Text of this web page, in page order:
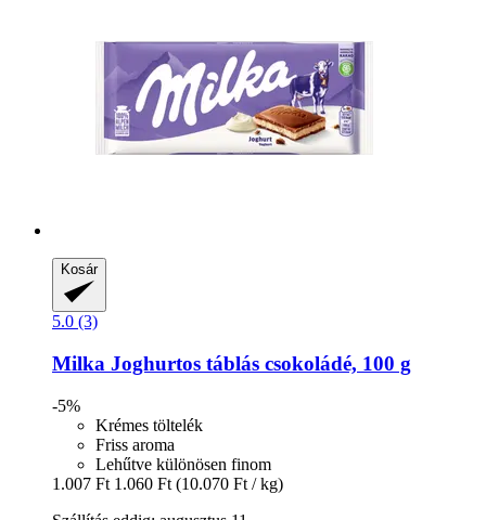
Kosár
5.0 (3)
Milka Joghurtos táblás csokoládé, 100 g
-5%
Krémes töltelék
Friss aroma
Lehűtve különösen finom
1.007 Ft 1.060 Ft (10.070 Ft / kg)